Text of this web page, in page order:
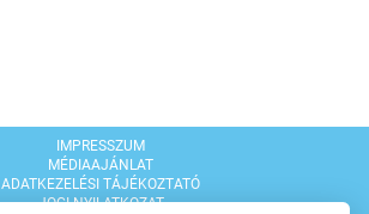
IMPRESSZUM
MÉDIAAJÁNLAT
ADATKEZELÉSI TÁJÉKOZTATÓ
JOGI NYILATKOZAT